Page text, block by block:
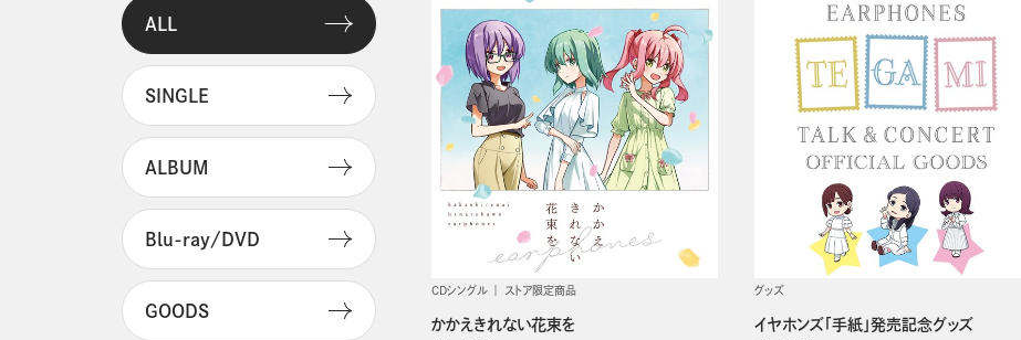
ALL
SINGLE
ALBUM
Blu-ray/DVD
GOODS
CDシングル ストア限定商品
かかえきれない花束を
グッズ
イヤホンズ「手紙」発売記念グッズ